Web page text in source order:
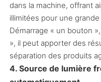
dans la machine, offrant
illimitées pour une
Démarrage « un bouton
», il peut apporter des
séparation des produits
4. Source de lumière